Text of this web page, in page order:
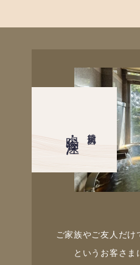
ご家族やご友人だけ
というお客さま